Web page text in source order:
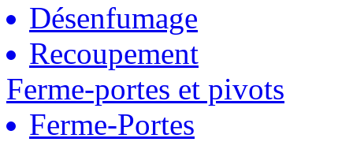
Désenfumage
Recoupement
Ferme-portes et pivots
Ferme-Portes